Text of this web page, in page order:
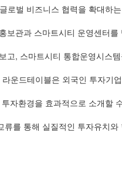
로벌 비즈니스 협력을 확대하
보관과 스마트시티 운영센터
고, 스마트시티 통합운영시스
운드테이블은 외국인 투자기
자환경을 효과적으로 소개할
를 통해 실질적인 투자유치